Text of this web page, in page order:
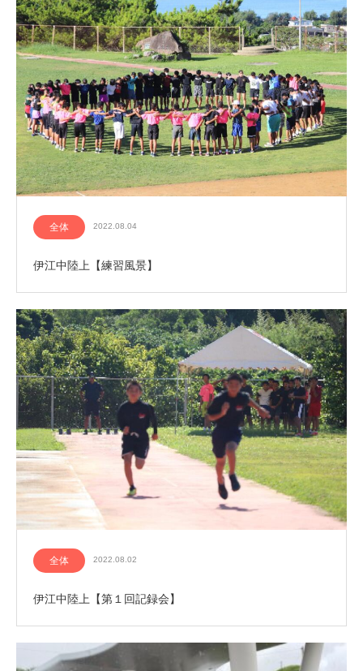
全体 2022.08.04
伊江中陸上【練習風景】
全体 2022.08.02
伊江中陸上【第１回記録会】